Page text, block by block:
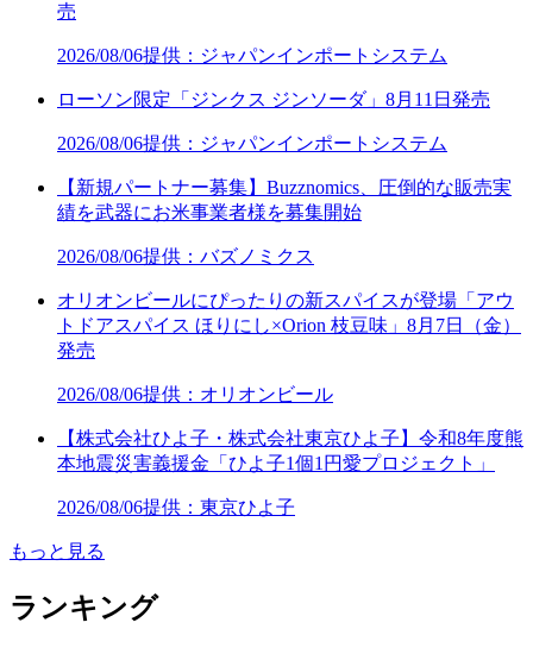
売
2026/08/06提供：ジャパンインポートシステム
ローソン限定「ジンクス ジンソーダ」8月11日発売
2026/08/06提供：ジャパンインポートシステム
【新規パートナー募集】Buzznomics、圧倒的な販売実
績を武器にお米事業者様を募集開始
2026/08/06提供：バズノミクス
オリオンビールにぴったりの新スパイスが登場「アウ
トドアスパイス ほりにし×Orion 枝豆味」8月7日（金）
発売
2026/08/06提供：オリオンビール
【株式会社ひよ子・株式会社東京ひよ子】令和8年度熊
本地震災害義援金「ひよ子1個1円愛プロジェクト」
2026/08/06提供：東京ひよ子
もっと見る
ランキング